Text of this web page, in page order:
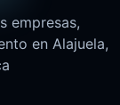
empresas,
en Alajuela,